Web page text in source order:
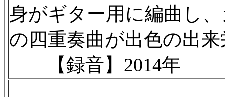
身がギター用に編曲し
の四重奏曲が出色の出
【録音】2014年